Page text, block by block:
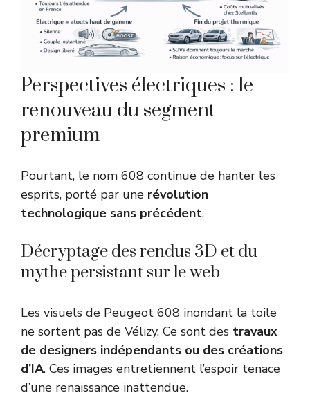
Perspectives électriques : le
renouveau du segment
premium
Pourtant, le nom 608 continue de hanter les
esprits, porté par une révolution
technologique sans précédent.
Décryptage des rendus 3D et du
mythe persistant sur le web
Les visuels de Peugeot 608 inondant la toile
ne sortent pas de Vélizy. Ce sont des travaux
de designers indépendants ou des créations
d’IA. Ces images entretiennent l’espoir tenace
d’une renaissance inattendue.